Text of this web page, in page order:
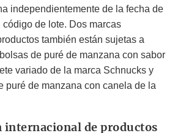
independientemente de la fecha de
de lote. Dos marcas
también están sujetas a
de puré de manzana con sabor
variado de la marca Schnucks y
puré de manzana con canela de la
de productos